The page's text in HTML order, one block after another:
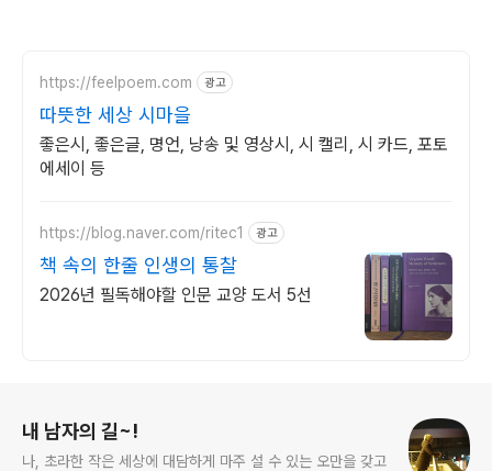
https://feelpoem.com 광고
따뜻한 세상 시마을
좋은시, 좋은글, 명언, 낭송 및 영상시, 시 캘리, 시 카드, 포토
에세이 등
https://blog.naver.com/ritec1 광고
책 속의 한줄 인생의 통찰
2026년 필독해야할 인문 교양 도서 5선
내 남자의 길~!
나, 초라한 작은 세상에 대담하게 마주 설 수 있는 오만을 갖고